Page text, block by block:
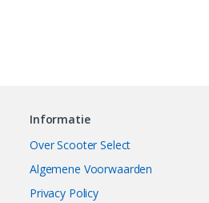
Informatie
Over Scooter Select
Algemene Voorwaarden
Privacy Policy